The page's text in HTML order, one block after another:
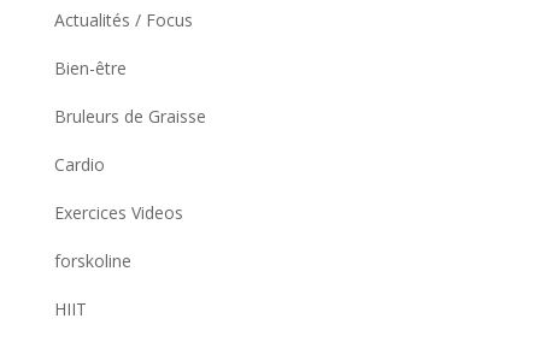
Actualités / Focus
Bien-être
Bruleurs de Graisse
Cardio
Exercices Videos
forskoline
HIIT